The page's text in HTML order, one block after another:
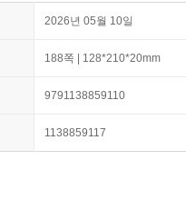
2026년 05월 10일
188쪽 | 128*210*20mm
9791138859110
1138859117